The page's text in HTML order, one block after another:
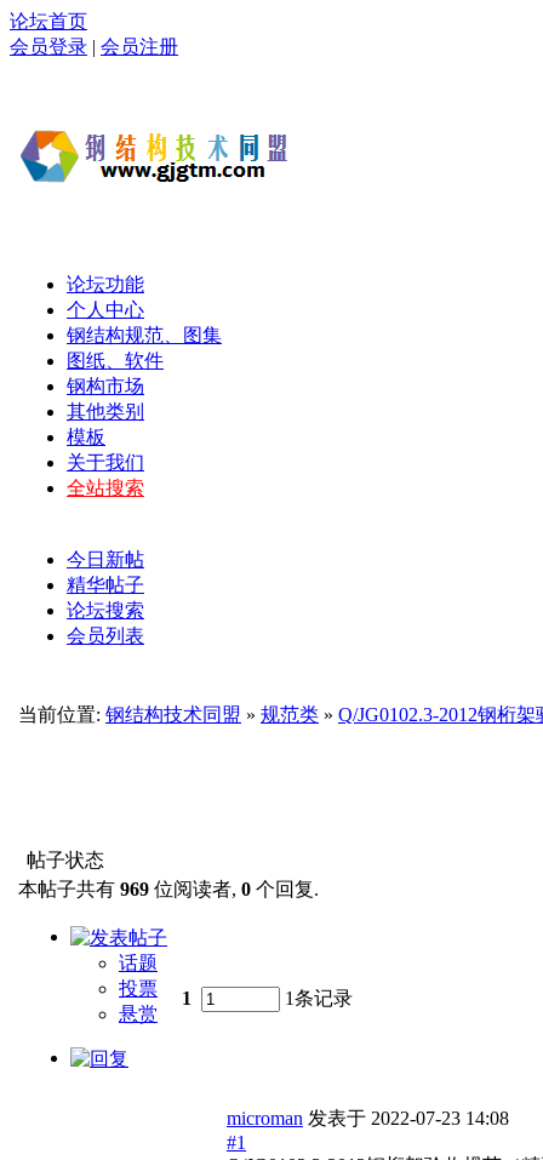
论坛首页
会员登录 | 会员注册
论坛功能
个人中心
钢结构规范、图集
图纸、软件
钢构市场
其他类别
模板
关于我们
全站搜索
今日新帖
精华帖子
论坛搜索
会员列表
当前位置: 钢结构技术同盟 » 规范类 » Q/JG0102.3-2012钢桁
帖子状态
本帖子共有 969 位阅读者, 0 个回复.
话题
投票
悬赏
1 1条记录
microman 发表于 2022-07-23 14:08
#1